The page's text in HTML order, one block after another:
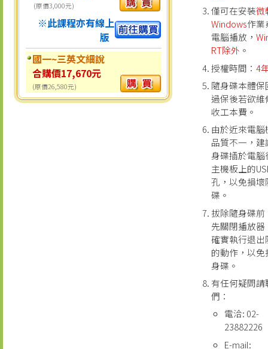
(原價3,000元)
※此課程亦有線上
版
國一~三英文細說
合購價17,670元
(原價26,580元)
僅可在安裝微
Windows作業
電腦播放，
RT除外 。
授權時間：4
隨身碟本體保
過保後若欲維
收工本費。
由於近來電腦
品質不一，建
身碟插於電腦
主機板上的
孔，以免損壞
碟。
拔除隨身碟前
先關閉播放器
確實執行退出
的動作，以免
身碟。
有任何疑問請
們：
電洽: 02-
23882226
E-mail: